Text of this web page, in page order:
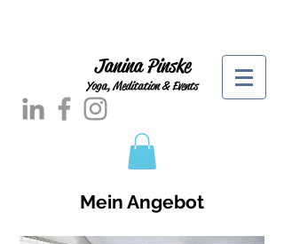
Janina Pinske
Yoga, Meditation & Events
Mein Angebot